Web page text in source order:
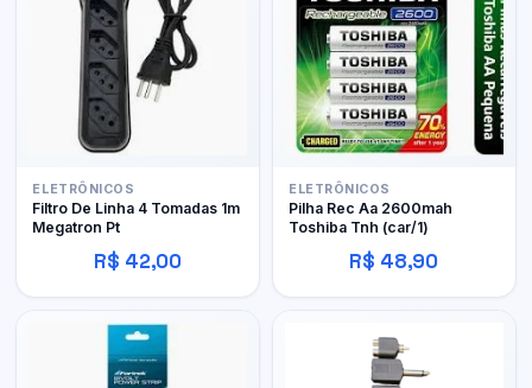
ELETRÔNICOS
Filtro De Linha 4 Tomadas 1m
Megatron Pt
R$ 42,00
ELETRÔNICOS
Pilha Rec Aa 2600mah
Toshiba Tnh (car/1)
R$ 48,90